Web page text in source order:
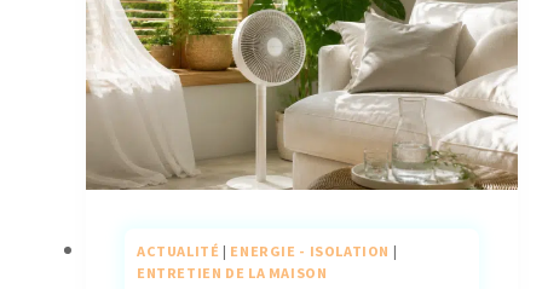
ACTUALITÉ | ENERGIE - ISOLATION |
ENTRETIEN DE LA MAISON